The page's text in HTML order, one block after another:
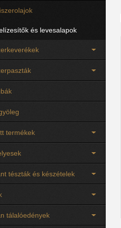
és levesalapok
termékek
tészták és készételek
tálalóedények